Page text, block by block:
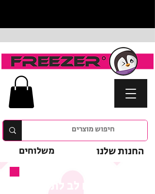
החנות שלנו משלוחים